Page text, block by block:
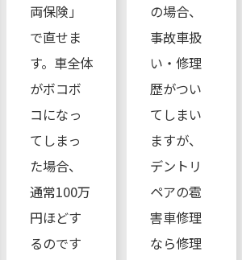
両保険」
で直せま
す。車全体
がボコボ
コになっ
てしまっ
た場合、
通常100万
円ほどす
るのです
の場合、
事故車扱
い・修理
歴がつい
てしまい
ますが、
デントリ
ペアの雹
害車修理
なら修理